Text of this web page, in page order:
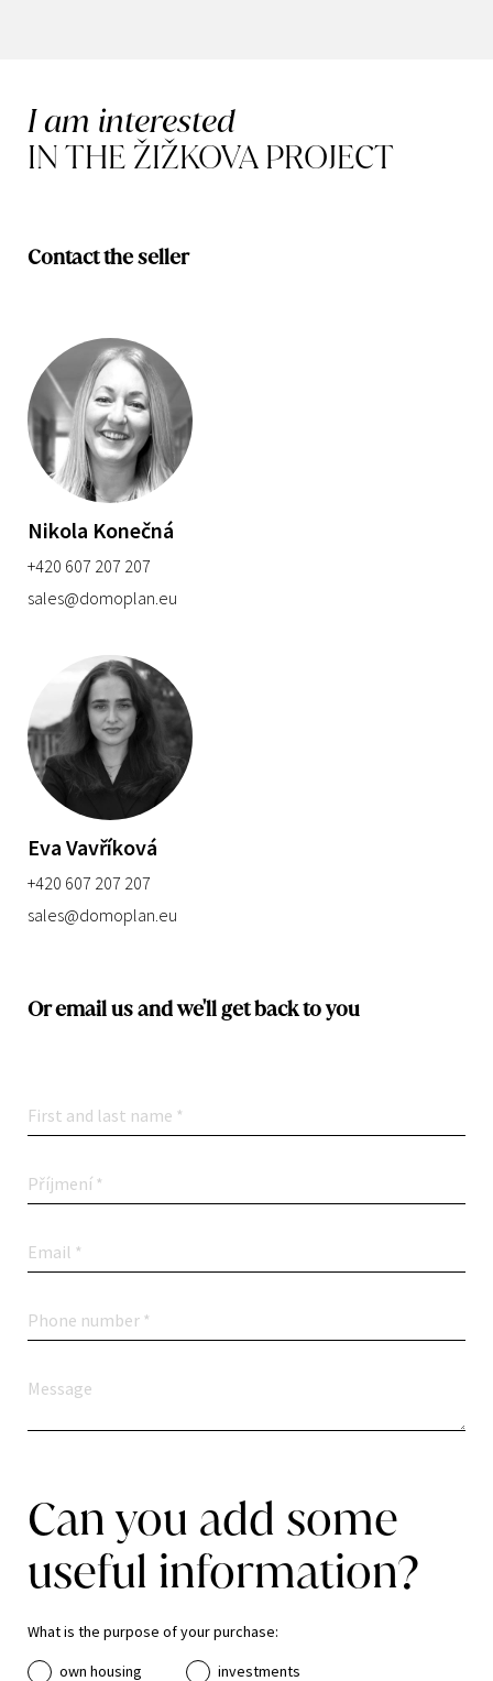
I am interested
IN THE ŽIŽKOVA PROJECT
Contact the seller
Nikola Konečná
+420 607 207 207
sales@domoplan.eu
Eva Vavříková
+420 607 207 207
sales@domoplan.eu
Or email us and we'll get back to you
Can you add some
useful information?
What is the purpose of your purchase:
own housing
investments